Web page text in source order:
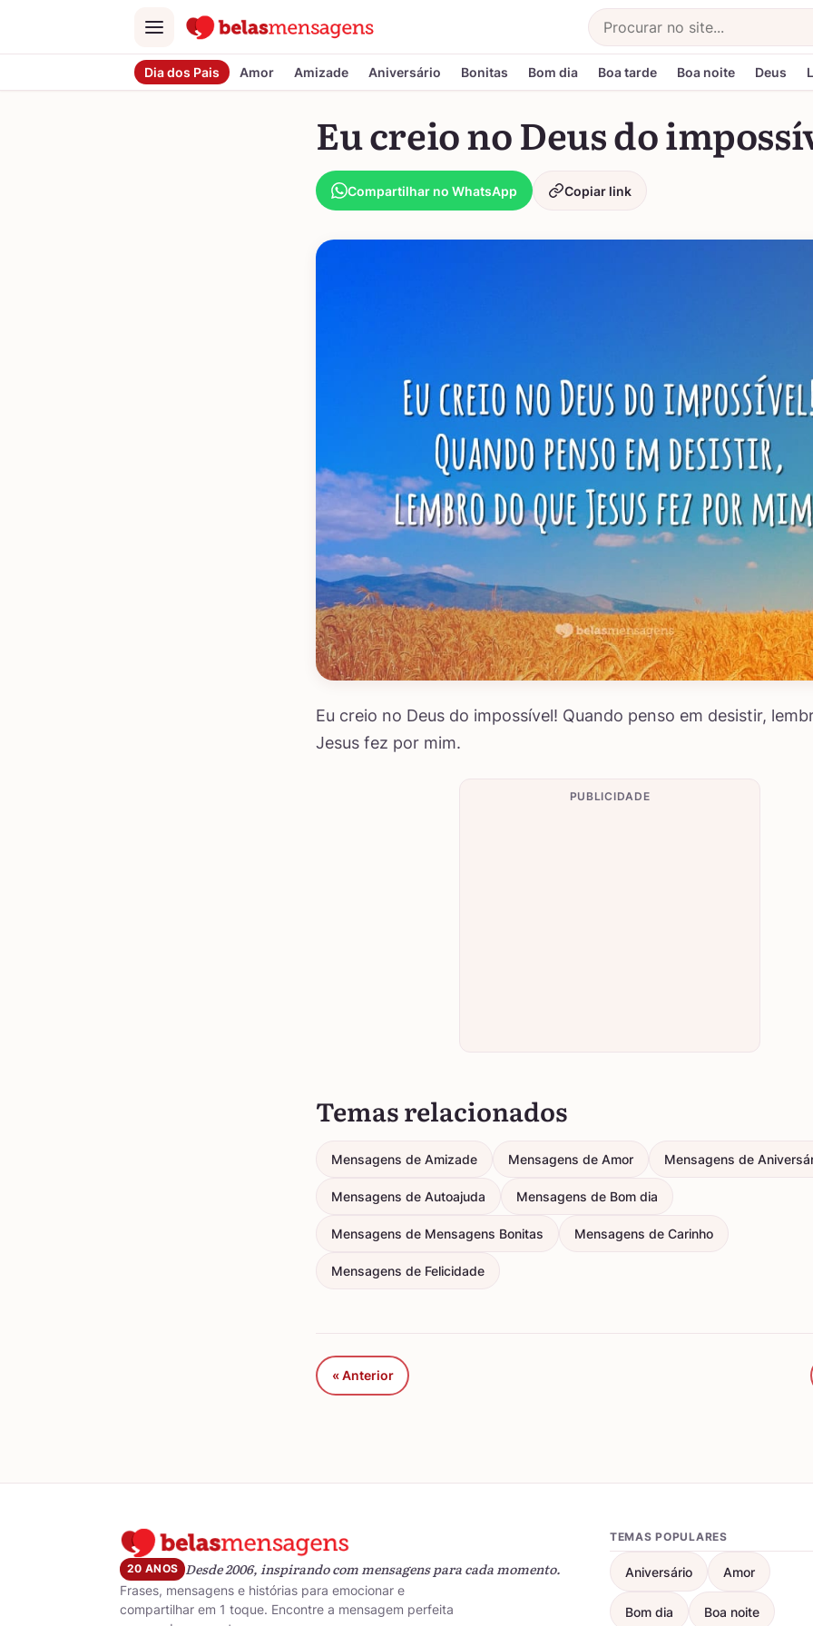
Menu
Buscar
Dia dos Pais Amor Amizade Aniversário Bonitas Bom dia Boa tarde Boa noite Deus
Eu creio no Deus do
Compartilhar no WhatsApp Copiar link
Eu creio no Deus do impossível! Quando penso em desistir,
Jesus fez por mim.
PUBLICIDADE
Temas relacionados
Mensagens de Amizade Mensagens de Amor Mensagens de
Mensagens de Autoajuda Mensagens de Bom dia
Mensagens de Mensagens Bonitas Mensagens de Carinho
Mensagens de Felicidade
« Anterior
20 ANOS Desde 2006, inspirando com mensagens para cada momento.
Frases, mensagens e histórias para emocionar e
compartilhar em 1 toque. Encontre a mensagem perfeita
TEMAS POPULARES
Aniversário Amor
Bom dia Boa noite